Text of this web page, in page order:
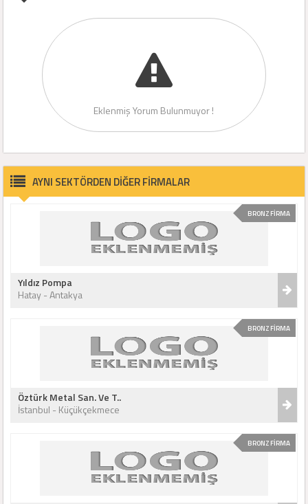
Eklenmiş Yorum Bulunmuyor !
AYNI SEKTÖRDEN DİĞER FİRMALAR
BRONZ FİRMA
Yıldız Pompa
Hatay - Antakya
BRONZ FİRMA
Öztürk Metal San. Ve T..
İstanbul - Küçükçekmece
BRONZ FİRMA